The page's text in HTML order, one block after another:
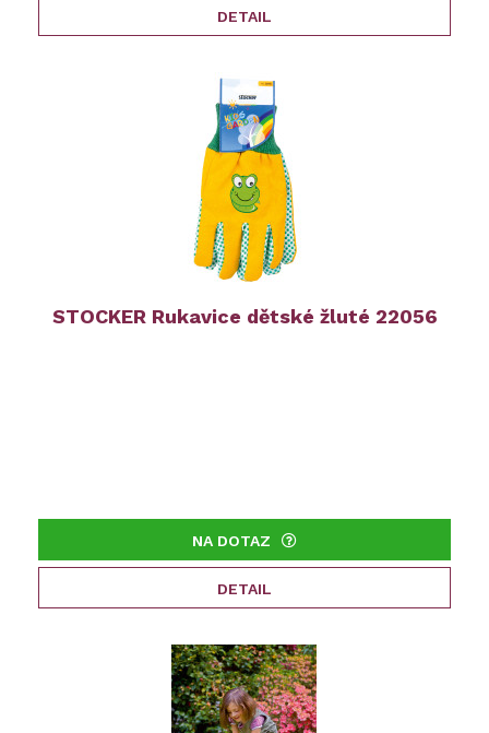
DETAIL
STOCKER Rukavice dětské žluté 22056
NA DOTAZ
DETAIL